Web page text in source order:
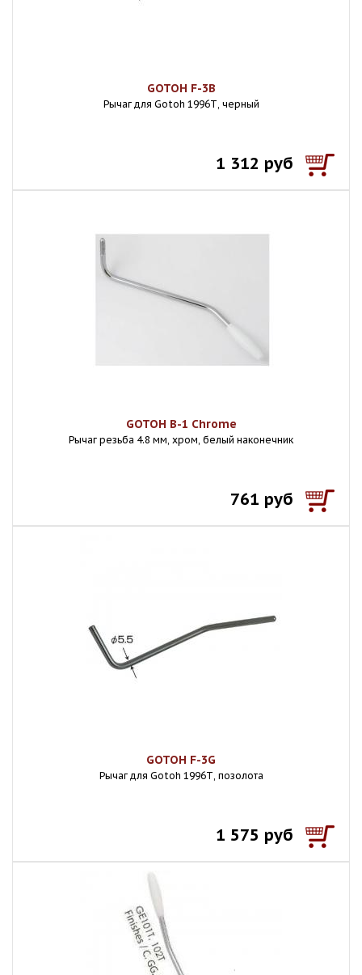
GOTOH F-3B
Рычаг для Gotoh 1996Т, черный
1 312 руб
GOTOH B-1 Chrome
Рычаг резьба 4.8 мм, хром, белый наконечник
761 руб
GOTOH F-3G
Рычаг для Gotoh 1996Т, позолота
1 575 руб